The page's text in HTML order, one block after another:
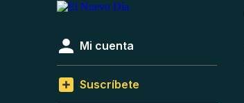
Mi cuenta
Suscríbete